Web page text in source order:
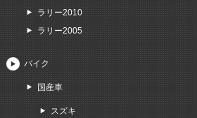
ラリー2010
ラリー2005
バイク
国産車
スズキ